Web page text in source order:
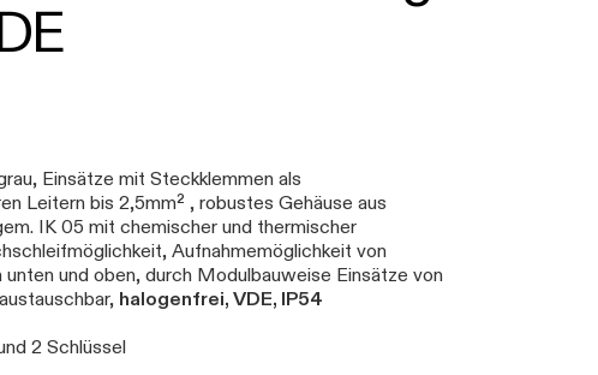
Einsätze mit Steckklemmen als
Leitern bis 2,5mm² , robustes Gehäuse aus
IK 05 mit chemischer und thermischer
Aufnahmemöglichkeit von
und oben, durch Modulbauweise Einsätze von
halogenfrei, VDE, IP54
2 Schlüssel